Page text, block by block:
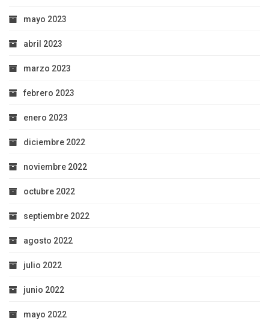
mayo 2023
abril 2023
marzo 2023
febrero 2023
enero 2023
diciembre 2022
noviembre 2022
octubre 2022
septiembre 2022
agosto 2022
julio 2022
junio 2022
mayo 2022